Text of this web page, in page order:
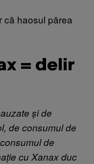
că haosul părea
= delir
și de
de consumul de
de
cu Xanax duc